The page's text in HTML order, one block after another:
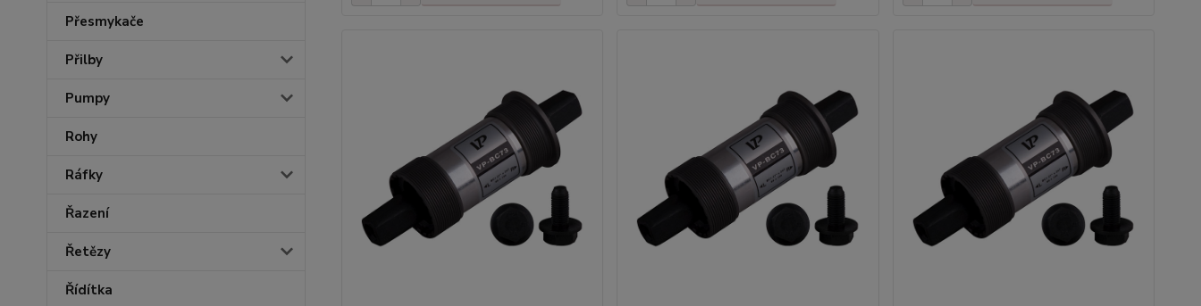
Přesmykače
Přilby
Pumpy
Rohy
Ráfky
Řazení
Řetězy
Řídítka